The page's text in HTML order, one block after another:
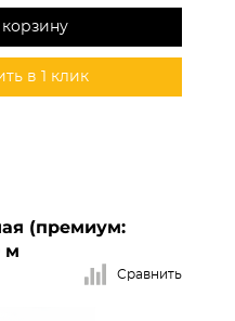
корзину
в 1 клик
(премиум:
м
Сравнить